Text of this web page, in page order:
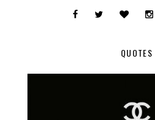
QUOTES